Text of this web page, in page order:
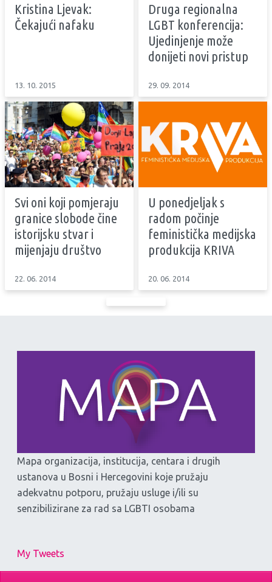
Kristina Ljevak:
Čekajući nafaku
13. 10. 2015
Druga regionalna
LGBT konferencija:
Ujedinjenje može
donijeti novi pristup
29. 09. 2014
Svi oni koji pomjeraju
granice slobode čine
istorijsku stvar i
mijenjaju društvo
22. 06. 2014
U ponedjeljak s
radom počinje
feministička medijska
produkcija KRIVA
20. 06. 2014
Mapa organizacija, institucija, centara i drugih
ustanova u Bosni i Hercegovini koje pružaju
adekvatnu potporu, pružaju usluge i/ili su
senzibilizirane za rad sa LGBTI osobama
My Tweets